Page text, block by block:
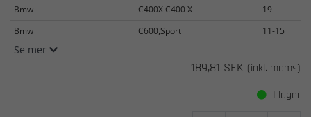
Bmw
C400X C400 X
19-
Bmw
C600,Sport 11-15
Se mer
189,81 SEK (inkl. moms)
I lager